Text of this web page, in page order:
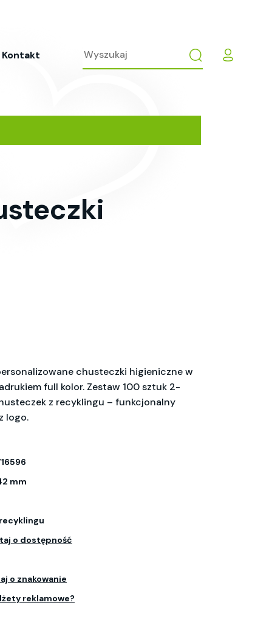
Kontakt
chusteczki higieniczne w
full kolor. Zestaw 100 sztuk 2-
z recyklingu – funkcjonalny
logo.
mm
o dostępność
o znakowanie
reklamowe?